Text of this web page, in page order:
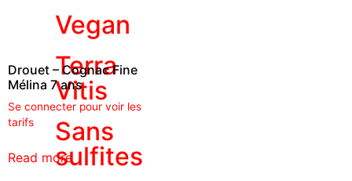
Vegan
Terra
Vitis
Sans
sulfites
Drouet – Cognac Fine
Mélina 7 ans
Se connecter pour voir les
tarifs
Read more